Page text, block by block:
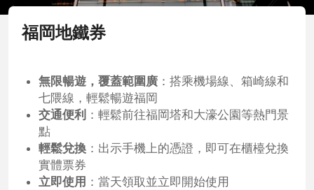
福岡地鐵券
無限暢遊，覆蓋範圍廣 ：搭乘機場線、箱崎線和
七隈線，輕鬆暢遊福岡
交通便利 ：輕鬆前往福岡塔和大濠公園等熱門景
點
輕鬆兌換 ：出示手機上的憑證，即可在櫃檯兌換
實體票券
立即使用 ：當天領取並立即開始使用